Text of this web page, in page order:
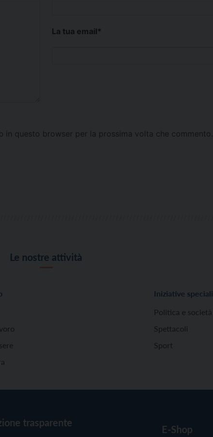
La tua email*
in questo browser per la prossima volta che commento.
Le nostre attività
Iniziative speciali
Politica e società
Spettacoli
Sport
trasparente
E-Shop